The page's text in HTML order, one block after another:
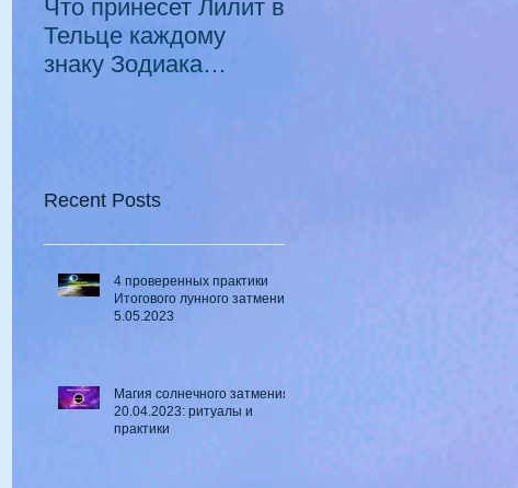
Что принесет Лилит в
Тельце каждому
знаку Зодиака
Recent Posts
4 проверенных практики
Итогового лунного затмения
5.05.2023
Магия солнечного затмения
20.04.2023: ритуалы и
практики